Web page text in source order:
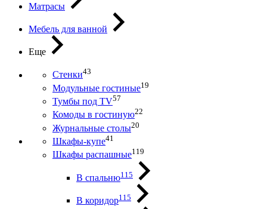
Матрасы
Мебель для ванной
Еще
Стенки43
Модульные гостиные19
Тумбы под ТV57
Комоды в гостиную22
Журнальные столы20
Шкафы-купе41
Шкафы распашные119
В спальню115
В коридор115